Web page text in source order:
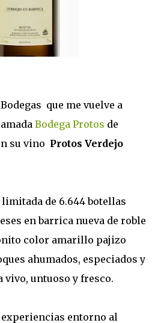
que me vuelve a
Bodega Protos de
su vino Protos Verdejo
de 6.644 botellas
en barrica nueva de roble
color amarillo pajizo
ahumados, especiados y
vivo, untuoso y fresco.
entorno al